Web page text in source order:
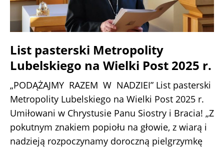
List pasterski Metropolity
Lubelskiego na Wielki Post 2025 r.
„PODĄŻAJMY RAZEM W NADZIEI” List pasterski
Metropolity Lubelskiego na Wielki Post 2025 r.
Umiłowani w Chrystusie Panu Siostry i Bracia! „Z
pokutnym znakiem popiołu na głowie, z wiarą i
nadzieją rozpoczynamy doroczną pielgrzymkę